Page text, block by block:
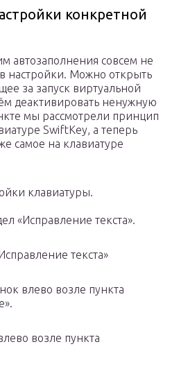
конкретной
автозаполнения совсем не
настройки. Можно открыть
за запуск виртуальной
деактивировать ненужную
мы рассмотрели принцип
SwiftKey, а теперь
самое на клавиатуре
клавиатуры.
«Исправление текста».
текста»
влево возле пункта
возле пункта